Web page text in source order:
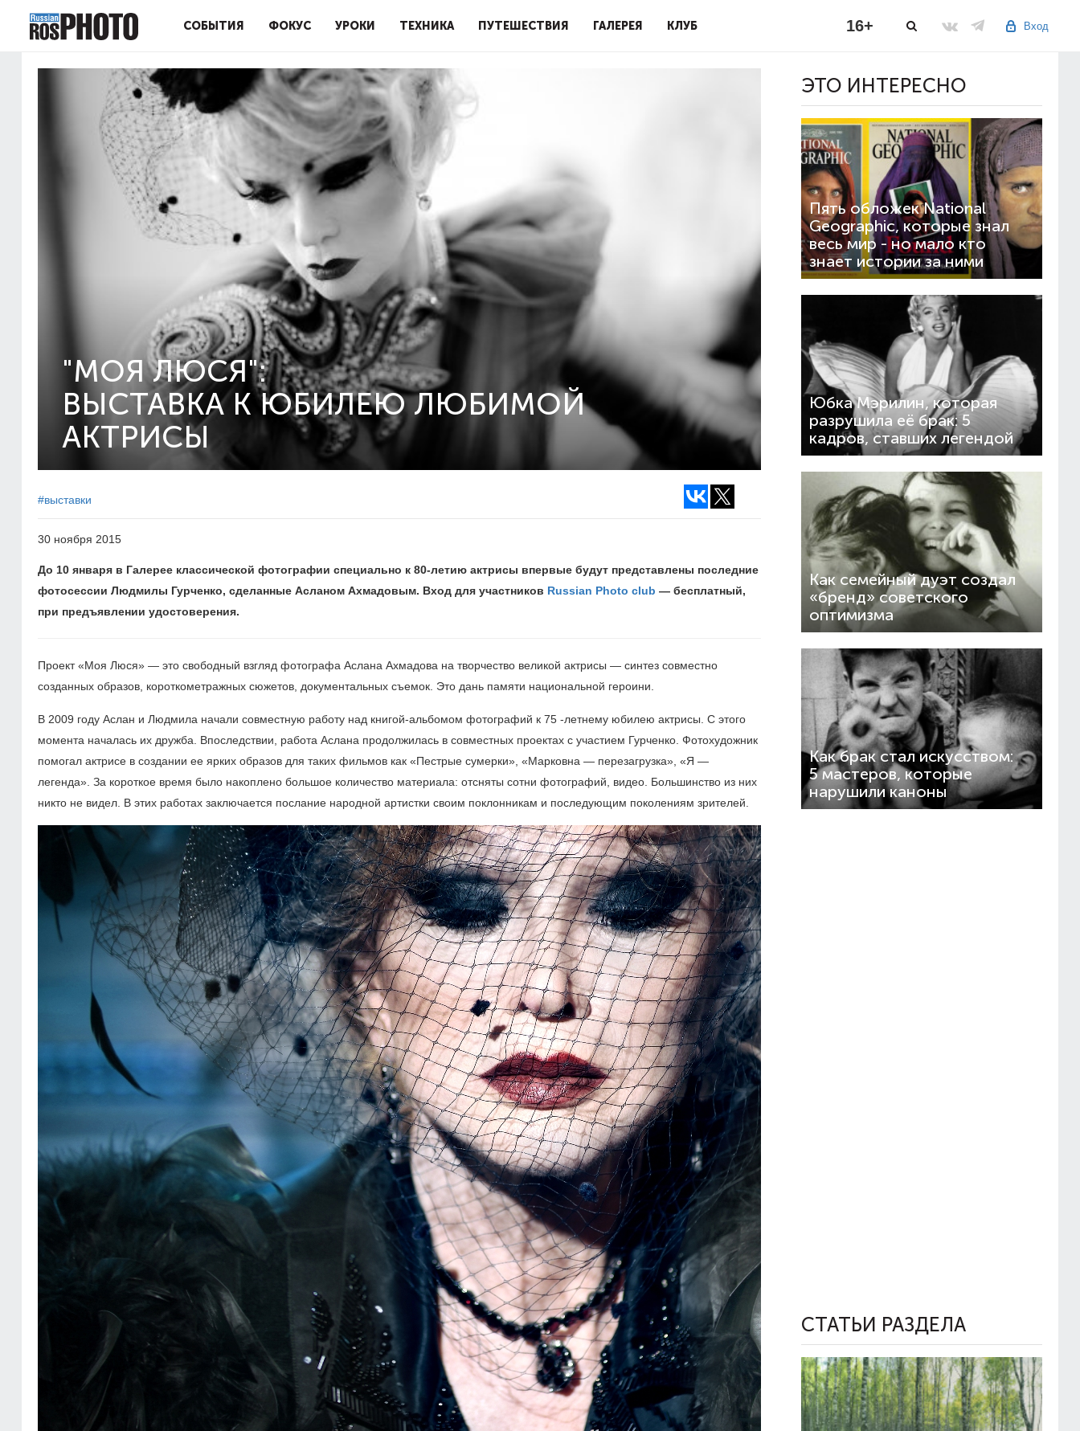
СОБЫТИЯ ФОКУС УРОКИ ТЕХНИКА ПУТЕШЕСТВИЯ ГАЛЕРЕЯ КЛУБ Вход
16+
"МОЯ ЛЮСЯ":
ВЫСТАВКА К ЮБИЛЕЮ ЛЮБИМОЙ
АКТРИСЫ
#выставки
30 ноября 2015
До 10 января в Галерее классической фотографии специально к 80-летию актрисы впервые будут представлены последние
фотосессии Людмилы Гурченко, сделанные Асланом Ахмадовым. Вход для участников Russian Photo club — бесплатный,
при предъявлении удостоверения.
Проект «Моя Люся» — это свободный взгляд фотографа Аслана Ахмадова на творчество великой актрисы — синтез совместно
созданных образов, короткометражных сюжетов, документальных съемок. Это дань памяти национальной героини.
В 2009 году Аслан и Людмила начали совместную работу над книгой-альбомом фотографий к 75 -летнему юбилею актрисы. С этого
момента началась их дружба. Впоследствии, работа Аслана продолжилась в совместных проектах с участием Гурченко. Фотохудожник
помогал актрисе в создании ее ярких образов для таких фильмов как «Пестрые сумерки», «Марковна — перезагрузка», «Я —
легенда». За короткое время было накоплено большое количество материала: отсняты сотни фотографий, видео. Большинство из них
никто не видел. В этих работах заключается послание народной артистки своим поклонникам и последующим поколениям зрителей.
ЭТО ИНТЕРЕСНО
Пять обложек National
Geographic, которые знал
весь мир - но мало кто
знает истории за ними
Юбка Мэрилин, которая
разрушила её брак: 5
кадров, ставших легендой
Как семейный дуэт создал
«бренд» советского
оптимизма
Как брак стал искусством:
5 мастеров, которые
нарушили каноны
СТАТЬИ РАЗДЕЛА